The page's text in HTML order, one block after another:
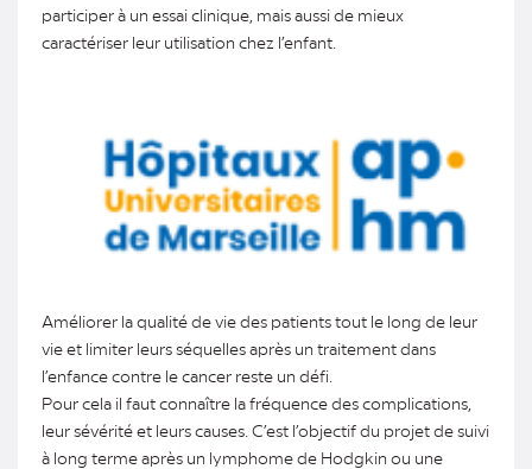
participer à un essai clinique, mais aussi de mieux
caractériser leur utilisation chez l’enfant.
Améliorer la qualité de vie des patients tout le long de leur
vie et limiter leurs séquelles après un traitement dans
l’enfance contre le cancer reste un défi.
Pour cela il faut connaître la fréquence des complications,
leur sévérité et leurs causes. C’est l’objectif du projet de suivi
à long terme après un lymphome de Hodgkin ou une